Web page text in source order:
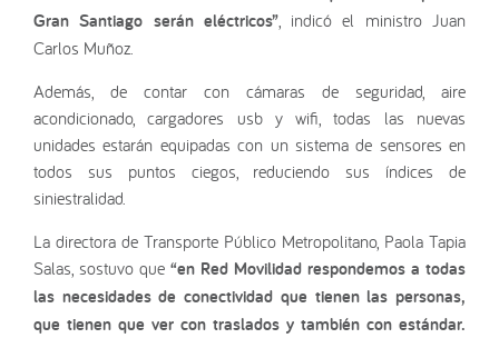
Gran Santiago serán eléctricos”, indicó el ministro Juan
Carlos Muñoz.
Además, de contar con cámaras de seguridad, aire
acondicionado, cargadores usb y wifi, todas las nuevas
unidades estarán equipadas con un sistema de sensores en
todos sus puntos ciegos, reduciendo sus índices de
siniestralidad.
La directora de Transporte Público Metropolitano, Paola Tapia
Salas, sostuvo que “en Red Movilidad respondemos a todas
las necesidades de conectividad que tienen las personas,
que tienen que ver con traslados y también con estándar.